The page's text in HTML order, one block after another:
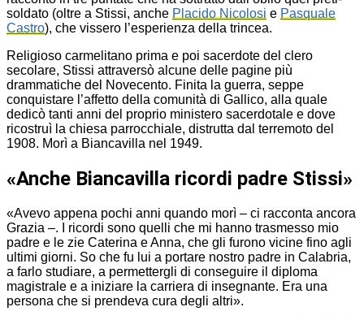
soldato (oltre a Stissi, anche Placido Nicolosi e Pasquale
Castro), che vissero l’esperienza della trincea.
Religioso carmelitano prima e poi sacerdote del clero
secolare, Stissi attraversò alcune delle pagine più
drammatiche del Novecento. Finita la guerra, seppe
conquistare l’affetto della comunità di Gallico, alla quale
dedicò tanti anni del proprio ministero sacerdotale e dove
ricostruì la chiesa parrocchiale, distrutta dal terremoto del
1908. Morì a Biancavilla nel 1949.
«Anche Biancavilla ricordi padre Stissi»
«Avevo appena pochi anni quando morì – ci racconta ancora
Grazia –. I ricordi sono quelli che mi hanno trasmesso mio
padre e le zie Caterina e Anna, che gli furono vicine fino agli
ultimi giorni. So che fu lui a portare nostro padre in Calabria,
a farlo studiare, a permettergli di conseguire il diploma
magistrale e a iniziare la carriera di insegnante. Era una
persona che si prendeva cura degli altri».